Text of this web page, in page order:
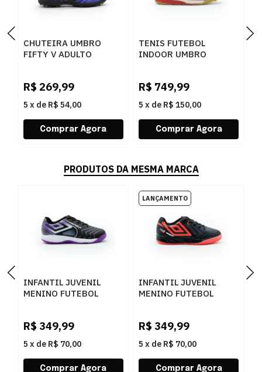
CHUTEIRA UMBRO
FIFTY V ADULTO
276394
R$ 269,99
5 x de R$ 54,00
TENIS FUTEBOL
INDOOR UMBRO
424SCOOTER
R$ 749,99
5 x de R$ 150,00
PRODUTOS DA MESMA MARCA
INFANTIL JUVENIL
MENINO FUTEBOL
100PRETOELECTRICPURPLEFURTACOR
R$ 349,99
5 x de R$ 70,00
INFANTIL JUVENIL
MENINO FUTEBOL
102PRETOCORALBRANCO
R$ 349,99
5 x de R$ 70,00